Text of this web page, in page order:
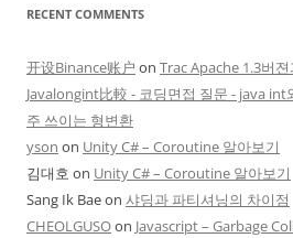
RECENT COMMENTS
开设Binance账户 on Trac Apache 1.3버
Javalongint比較 - 코딩면접 질문 - java int
주 쓰이는 형변환
yson on Unity C# – Coroutine 알아보기
김대호 on Unity C# – Coroutine 알아보기
Sang Ik Baeon 샤딩과 파티셔닝의 차이점
CHEOLGUSOon Javascript – Garbage